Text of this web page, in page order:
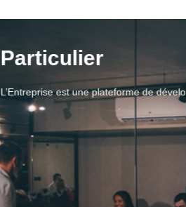
Certifications
L’entreprise est une plateforme de